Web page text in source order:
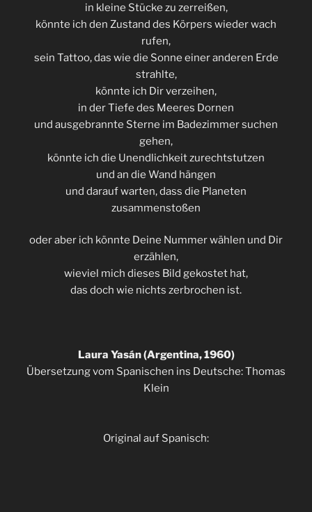
in kleine Stücke zu zerreißen,
könnte ich den Zustand des Körpers wieder wach
rufen,
sein Tattoo, das wie die Sonne einer anderen Erde
strahlte,
könnte ich Dir verzeihen,
in der Tiefe des Meeres Dornen
und ausgebrannte Sterne im Badezimmer suchen
gehen,
könnte ich die Unendlichkeit zurechtstutzen
und an die Wand hängen
und darauf warten, dass die Planeten
zusammenstoßen
oder aber ich könnte Deine Nummer wählen und Dir
erzählen,
wieviel mich dieses Bild gekostet hat,
das doch wie nichts zerbrochen ist.
Laura Yasán (Argentina, 1960)
Übersetzung vom Spanischen ins Deutsche: Thomas
Klein
Original auf Spanisch: